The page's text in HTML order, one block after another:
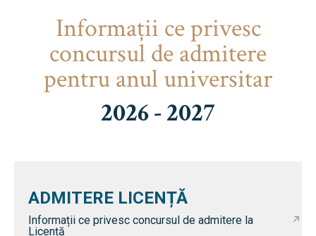
Informaţii ce privesc
concursul de admitere
pentru anul universitar
2026 - 2027
ADMITERE LICENȚĂ
Informații ce privesc concursul de admitere la
Licență